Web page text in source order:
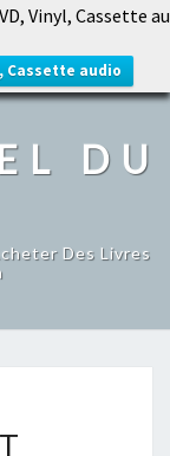
Vinyl, Cassette au
Cassette audio
DU
Des Livres